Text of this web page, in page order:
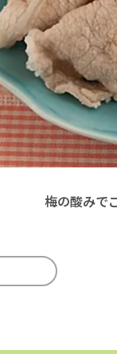
梅の酸みで